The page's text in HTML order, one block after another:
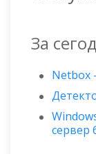
За
Netbox
сервер